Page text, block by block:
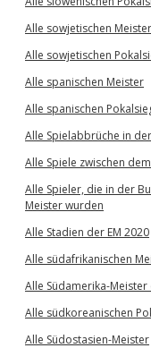
Alle sowjetischen Meister
Alle sowjetischen
Alle spanischen Meister
Alle spanischen
Alle Spielabbrüche in
Alle Spiele zwischen
Alle Spieler, die in der
Meister wurden
Alle Stadien der EM 2020
Alle südafrikanischen
Alle Südamerika-Meister
Alle südkoreanischen
Alle Südostasien-Meister